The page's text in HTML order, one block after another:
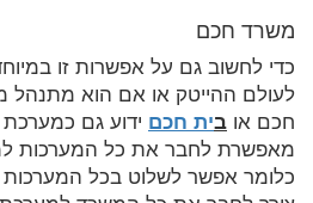
משרד חכם
כדי לחשוב גם על אפשרות זו
לעולם ההייטק או אם הוא
חכם או בית חכם ידוע גם
מאפשרת לחבר את כל המערכות
כלומר אפשר לשלוט בכל המערכות